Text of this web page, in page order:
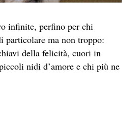
infinite, perfino per chi
particolare ma non troppo:
della felicità, cuori in
nidi d’amore e chi più ne